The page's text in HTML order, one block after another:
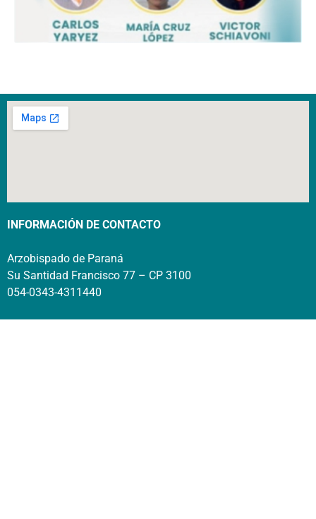
INFORMACIÓN DE CONTACTO
Arzobispado de Paraná
Su Santidad Francisco 77 – CP 3100
054-0343-4311440